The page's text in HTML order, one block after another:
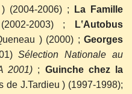
(2004-2006) ;
La Famille
2003) ; L‛Autobus
) (2000) ; Georges
Sélection Nationale au
2001) ; Guinche chez la
de J.Tardieu ) (1997-1998);